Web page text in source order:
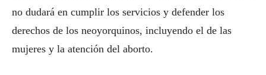
no dudará en cumplir los servicios y defender los
derechos de los neoyorquinos, incluyendo el de las
mujeres y la atención del aborto.